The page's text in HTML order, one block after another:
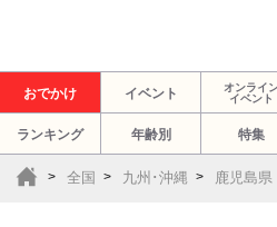
おでかけ イベント
オンライ
イベント
ランキング 年齢別 特集
全国 九州･沖縄 鹿児島県